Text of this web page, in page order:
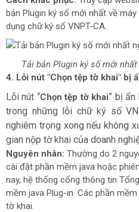
bản Plugin ký số mới nhất về
dụng chữ ký số VNPT-CA.
Tải bản Plugin ký số mới
4. Lỗi nút "Chọn tệp tờ khai" bị
Lỗi nút “Chọn tệp tờ khai” bị
trong những lỗi chữ ký số
nghiêm trọng xong nếu không
gian nộp tờ khai của doanh
Nguyên nhân: Thường do 2
cài đặt phần mềm java hoặc
nay, hệ thống cổng thông tin
mềm java Plug-in. Các phần
tờ khai.